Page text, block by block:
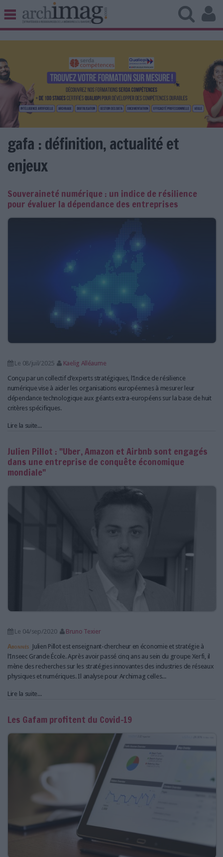
BIBLIOTHÈQUE ÉDITION
UNIVERS DATA
TRAVAIL COLLABORATIF
VIE NUMÉRIQUE
NUMÉRIQUE RESPONSABLE
LES NEWSLETTERS
gafa : définition, actualité et
enjeux
Souveraineté numérique : un indice de résilience
pour évaluer la dépendance des entreprises
Le 08/juil/2025
Kaelig Alléaume
Conçu par un collectif d’experts stratégiques, l’Indice de résilience
numérique vise à aider les organisations européennes à mesurer leur
dépendance technologique aux géants extra-européens sur la base de huit
critères spécifiques.
Lire la suite...
Julien Pillot : "Uber, Amazon et Airbnb sont engagés
dans une entreprise de conquête économique
mondiale"
Le 04/sep/2020
Bruno Texier
Abonnés Julien Pillot est enseignant-chercheur en économie et stratégie à
l’Inseec Grande École. Après avoir passé cinq ans au sein du groupe Xerfi, il
mène des recherches sur les stratégies innovantes des industries de réseaux
physiques et numériques. Il analyse pour Archimag celles...
Lire la suite...
Les Gafam profitent du Covid-19